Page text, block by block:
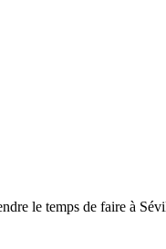
le temps de faire à